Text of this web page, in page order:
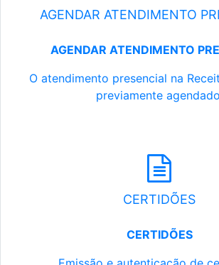
AGENDAR ATENDIMENTO
AGENDAR ATENDIMENTO
O atendimento presencial na
previamente
CERTIDÕES
CERTIDÕES